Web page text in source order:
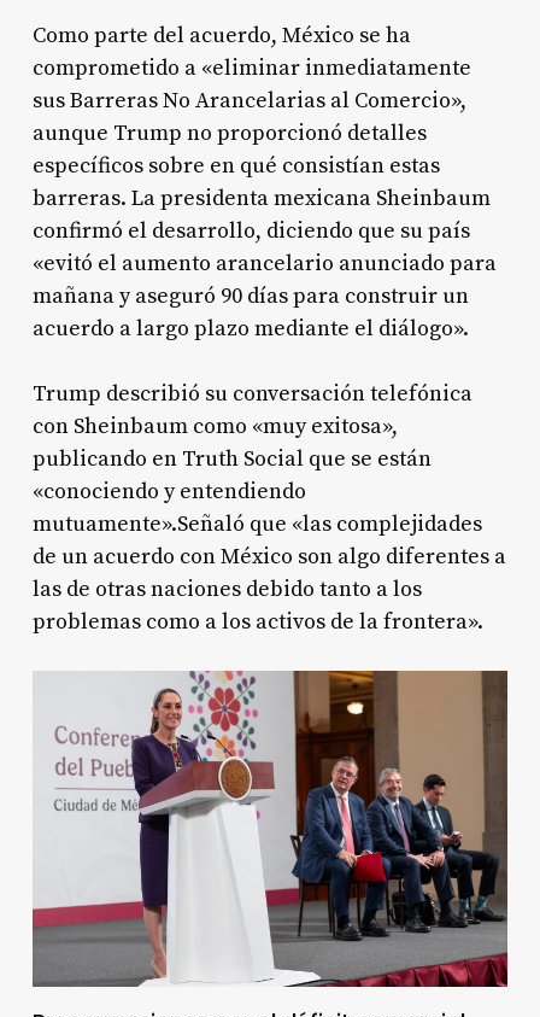
Como parte del acuerdo, México se ha
comprometido a «eliminar inmediatamente
sus Barreras No Arancelarias al Comercio»,
aunque Trump no proporcionó detalles
específicos sobre en qué consistían estas
barreras. La presidenta mexicana Sheinbaum
confirmó el desarrollo, diciendo que su país
«evitó el aumento arancelario anunciado para
mañana y aseguró 90 días para construir un
acuerdo a largo plazo mediante el diálogo».
Trump describió su conversación telefónica
con Sheinbaum como «muy exitosa»,
publicando en Truth Social que se están
«conociendo y entendiendo
mutuamente».Señaló que «las complejidades
de un acuerdo con México son algo diferentes a
las de otras naciones debido tanto a los
problemas como a los activos de la frontera».